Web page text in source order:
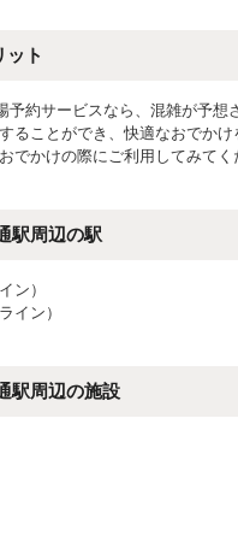
ット
予約サービスなら、混雑が予想
ることができ、快適なおでかけ
でかけの際にご利用してみてく
駅周辺の駅
ン）
イン）
駅周辺の施設